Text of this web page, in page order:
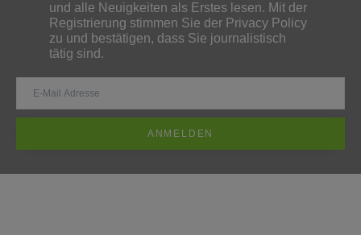
und alle Neuigkeiten als Erstes lesen. Mit der
Registrierung stimmen Sie der Privacy Policy
zu und bestätigen, dass Sie journalistisch
tätig sind.